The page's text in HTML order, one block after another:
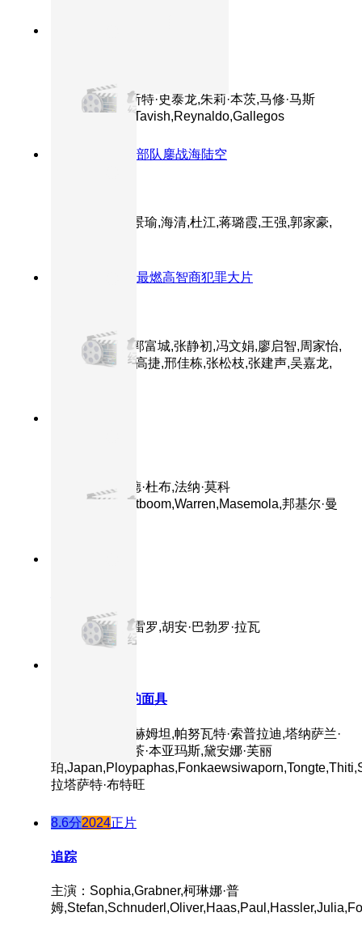
主演：西尔维斯特·史泰龙,朱莉·本茨,马修·马斯
登,Graham,McTavish,Reynaldo,Gallegos
特种部队鏖战海陆空
主演：张译,黄景瑜,海清,杜江,蒋璐霞,王强,郭家豪,
年度最燃高智商犯罪大片
主演：周润发,郭富城,张静初,冯文娟,廖启智,周家怡,
王耀庆,方中信,高捷,邢佳栋,张松枝,张建声,吴嘉龙,
主演：德斯蒙德·杜布,法纳·莫科
纳,Prince,Grootboom,Warren,Masemola,邦基尔·曼
主演：黛安·格雷罗,胡安·巴勃罗·拉瓦
魔眼：被诅咒的面具
主演：蒙拓普·赫姆坦,帕努瓦特·索普拉迪,塔纳萨兰·
萨姆通莱,普缇茶·本亚玛斯,黛安娜·芙丽
珀
拉塔萨特·布特旺
8.6分2024正片
追踪
主演：Sophia,Grabner,柯琳娜·普
姆